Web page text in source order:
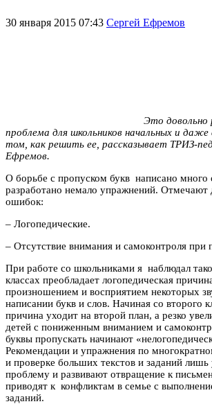
30 января 2015 07:43 Сергей Ефремов
Это довольно
проблема для школьников начальных и
том, как решить ее, рассказывает ТРИЗ-
Ефремов.
О борьбе с пропуском букв написано много
разработано немало упражнений. Отмечают
ошибок:
– Логопедические.
– Отсутствие внимания и самоконтроля при
При работе со школьниками я наблюдал
классах преобладает логопедическая
произношением и восприятием некоторых
написании букв и слов. Начиная со второго
причина уходит на второй план, а резко
детей с пониженным вниманием и
буквы пропускать начинают
Рекомендации и упражнения по
и проверке больших текстов и заданий лишь
проблему и развивают отвращение к
приводят к конфликтам в семье с
заданий.